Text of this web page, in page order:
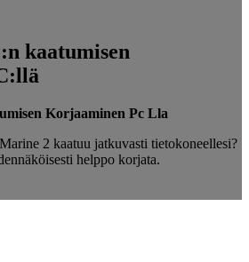
kaatumisen
Korjaaminen Pc Lla
2 kaatuu jatkuvasti tietokoneellesi?
helppo korjata.